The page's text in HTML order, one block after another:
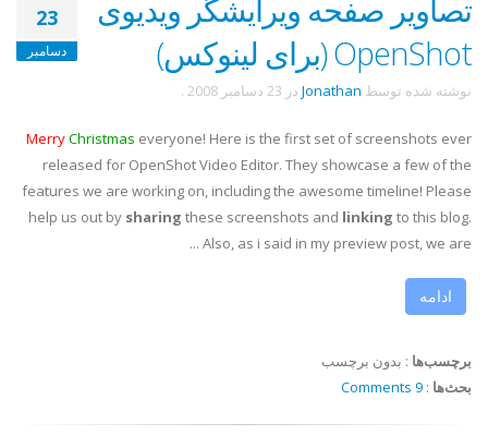
23
دسامبر
تصاویر صفحه ویرایشگر ویدیوی
OpenShot (برای لینوکس)
نوشته شده توسط Jonathan در 23 دسامبر 2008 .
MerryChristmas everyone! Here is the first set of screenshots ever
released for OpenShot Video Editor. They showcase a few of the
features we are working on, including the awesome timeline! Please
help us out by sharing these screenshots and linking to this blog.
Also, as i said in my preview post, we are ...
ادامه
برچسب‌ها : بدون برچسب
بحث‌ها :
9 Comments